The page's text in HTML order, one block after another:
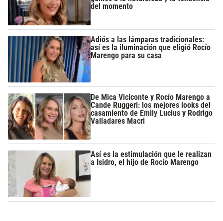
del momento
Adiós a las lámparas tradicionales:
así es la iluminación que eligió Rocío
Marengo para su casa
De Mica Viciconte y Rocío Marengo a
Cande Ruggeri: los mejores looks del
casamiento de Emily Lucius y Rodrigo
Valladares Macri
Así es la estimulación que le realizan
a Isidro, el hijo de Rocío Marengo